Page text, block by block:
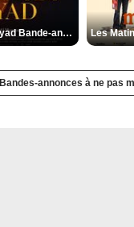
Les Silences de Riyad Bande-annonce VO STFR
Bandes-annonces à ne pas